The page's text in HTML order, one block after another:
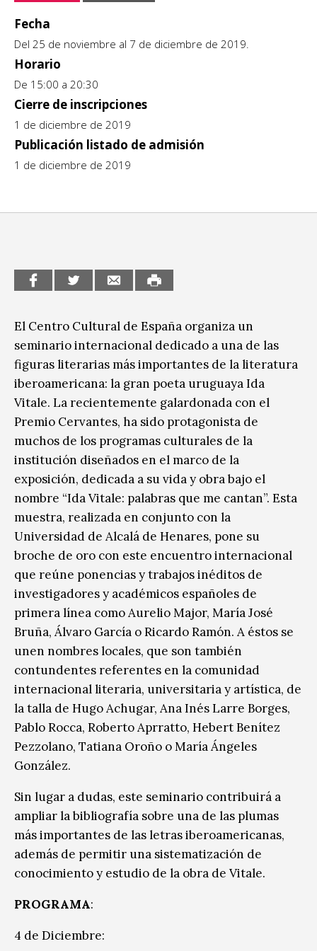
CCE en el interior/libros
Espacio itinerante de lectura infantil
Exposiciones
Formación
Género y Diversidad
Infantil y Juvenil
Música
Fecha
Del 25 de noviembre al 7 de diciembre de 2019.
Horario
De 15:00 a 20:30
Cierre de inscripciones
1 de diciembre de 2019
Publicación listado de admisión
1 de diciembre de 2019
El Centro Cultural de España organiza un
seminario internacional dedicado a una de las
figuras literarias más importantes de la literatura
iberoamericana: la gran poeta uruguaya Ida
Vitale. La recientemente galardonada con el
Premio Cervantes, ha sido protagonista de
muchos de los programas culturales de la
institución diseñados en el marco de la
exposición, dedicada a su vida y obra bajo el
nombre “Ida Vitale: palabras que me cantan”. Esta
muestra, realizada en conjunto con la
Universidad de Alcalá de Henares, pone su
broche de oro con este encuentro internacional
que reúne ponencias y trabajos inéditos de
investigadores y académicos españoles de
primera línea como Aurelio Major, María José
Bruña, Álvaro García o Ricardo Ramón. A éstos se
unen nombres locales, que son también
contundentes referentes en la comunidad
internacional literaria, universitaria y artística, de
la talla de Hugo Achugar, Ana Inés Larre Borges,
Pablo Rocca, Roberto Aprratto, Hebert Benítez
Pezzolano, Tatiana Oroño o María Ángeles
González.
Sin lugar a dudas, este seminario contribuirá a
ampliar la bibliografía sobre una de las plumas
más importantes de las letras iberoamericanas,
además de permitir una sistematización de
conocimiento y estudio de la obra de Vitale.
PROGRAMA:
4 de Diciembre: